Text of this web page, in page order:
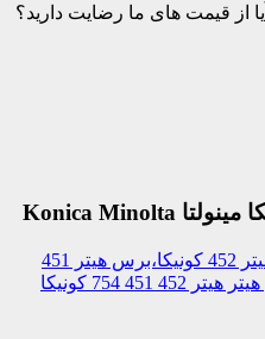
آیا از قیمت های ما رضایت دارید؟
برس هیتر کونیکا،برس هیتر 452 کونیکا،برس هیتر 451
کونیکا،برس هیتر 754 کونیکا،برس هیتر هیتر 452 451 754 کونیکا